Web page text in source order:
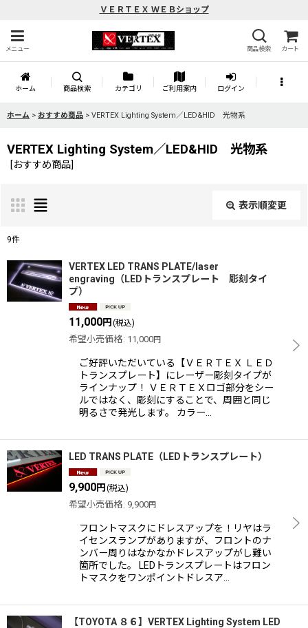
ＶＥＲＴＥＸ ＷＥＢショップ
メニュー 商品検索 カート
ホーム 商品検索 カテゴリ ご利用案内 ログイン
ホーム > おすすめ商品 > VERTEX Lighting System／LED&HID 光物系
VERTEX Lighting System／LED&HID 光物系
[おすすめ商品]
表示順変更
絞り込む
9件
VERTEX LED TRANS PLATE/laser
engraving（LEDトランスプレート 彫刻タイ
プ）
11,000円 (税込)
希望小売価格: 11,000円
ご好評いただいている【ＶＥＲＴＥＸ ＬＥＤ
トランスプレート】にレーザー彫刻タイプが
ラインナップ！ ＶＥＲＴＥＸロゴ部分をシー
ルではなく、彫刻にすることで、周囲と同じ
明るさで発光します。 カラー…
LED TRANS PLATE（LEDトランスプレート）
9,900円 (税込)
希望小売価格: 9,900円
フロントマスクにドレスアップを！リヤはラ
イセンスランプがありますが、フロントのナ
ンバー周りはなかなかドレスアップがし難い
箇所でした。 LEDトランスプレートはフロン
トマスクをワンポイントドレスア…
【TOYOTA ８６】VERTEX Lighting System LED